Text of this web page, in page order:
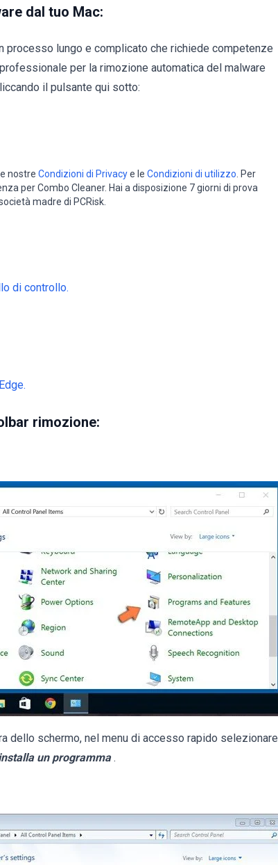
dal tuo Mac:
processo lungo e complicato che richiede competenze
per la rimozione automatica del malware
il pulsante qui sotto:
nostre Condizioni di Privacye le Condizioni di utilizzo . Per
per Combo Cleaner. Hai a disposizione 7 giorni di prova
madre di PCRisk.
di controllo.
rimozione:
dello schermo, nel menu di accesso rapido selezionare
un programma .